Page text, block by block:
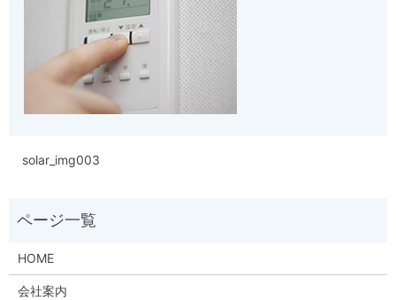
solar_img003
HOME
会社案内